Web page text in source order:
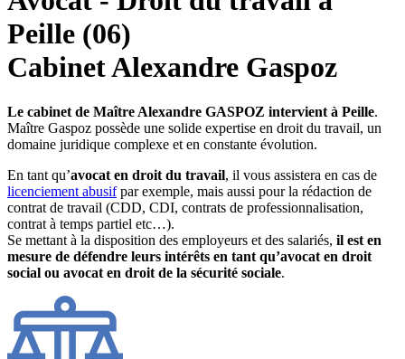
Peille (06)
Cabinet Alexandre Gaspoz
Le cabinet de Maître Alexandre GASPOZ intervient à Peille.
Maître Gaspoz possède une solide expertise en droit du travail, un
domaine juridique complexe et en constante évolution.
En tant qu’avocat en droit du travail, il vous assistera en cas de
licenciement abusifpar exemple, mais aussi pour la rédaction de
contrat de travail (CDD, CDI, contrats de professionnalisation,
contrat à temps partiel etc…).
Se mettant à la disposition des employeurs et des salariés, il est en
mesure de défendre leurs intérêts en tant qu’avocat en droit
social ou avocat en droit de la sécurité sociale.